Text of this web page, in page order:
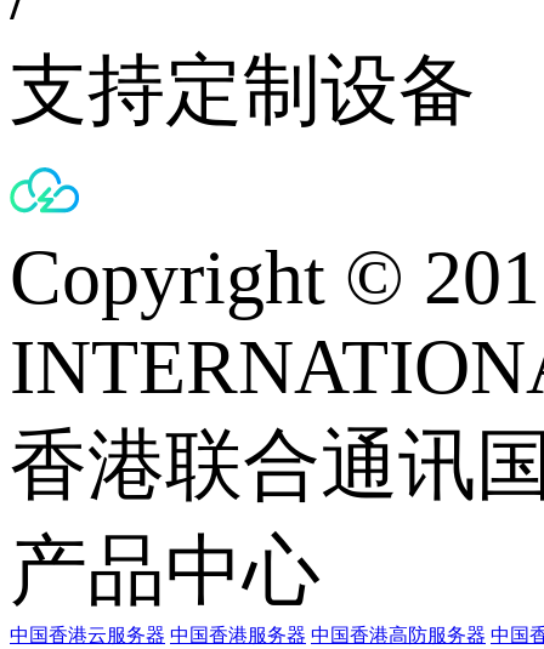
支持定制设备
Copyright ©
香港联合通讯
产品中心
中国香港云服务器 中国香港服务器 中国香港高防服务器 中国